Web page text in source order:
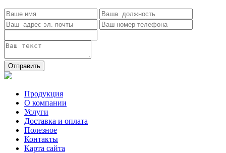
Отправить
Продукция
О компании
Услуги
Доставка и оплата
Полезное
Контакты
Карта сайта